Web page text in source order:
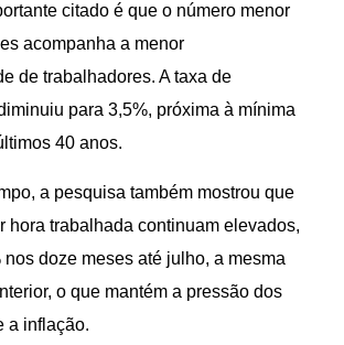
citado é que o número menor
acompanha a menor
de trabalhadores. A taxa de
para 3,5%, próxima à mínima
40 anos.
a pesquisa também mostrou que
hora trabalhada continuam elevados,
doze meses até julho, a mesma
o que mantém a pressão dos
a inflação.